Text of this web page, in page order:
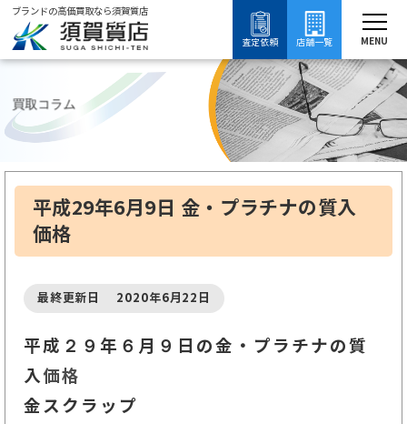
ブランドの高価買取なら須賀質店
査定依頼
店舗一覧 MENU
ブランド買取 買取コラム 質入れ・質預かり 金・プラチナの質入れについて知る
買取コラム
平成29年6月9日 金・プラチナの質入
価格
最終更新日 2020年6月22日
平成２９年６月９ 日の金・プラチナの質
入価格
金スクラップ